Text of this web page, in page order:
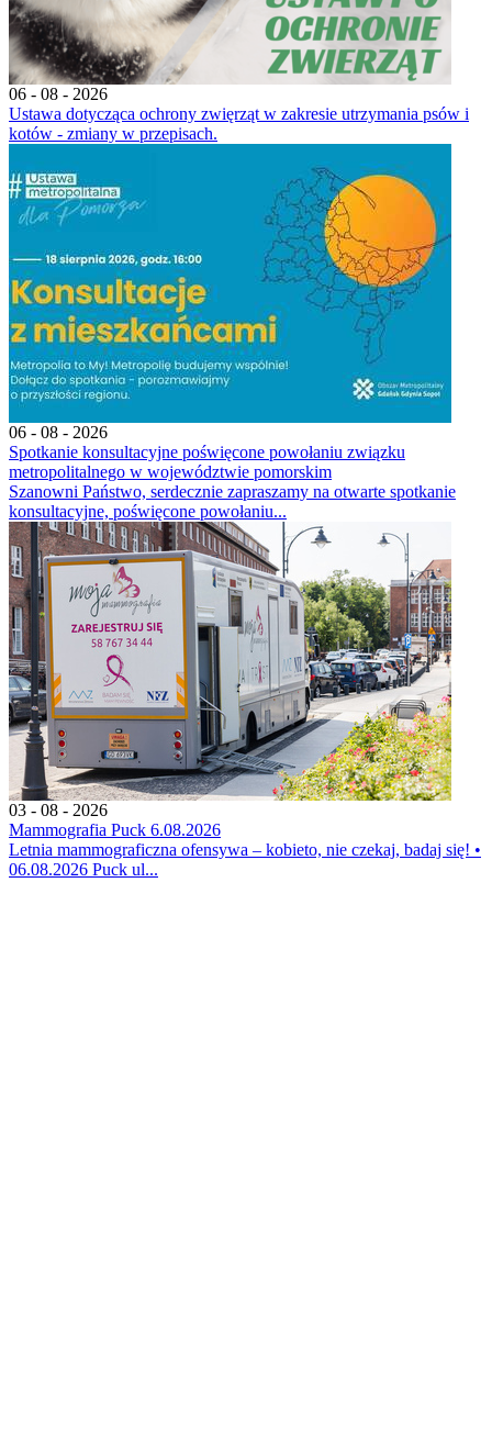
06 - 08 - 2026
Ustawa dotycząca ochrony zwięrząt w zakresie utrzymania psów i
kotów - zmiany w przepisach.
06 - 08 - 2026
Spotkanie konsultacyjne poświęcone powołaniu związku
metropolitalnego w województwie pomorskim
Szanowni Państwo, serdecznie zapraszamy na otwarte spotkanie
konsultacyjne, poświęcone powołaniu...
03 - 08 - 2026
Mammografia Puck 6.08.2026
Letnia mammograficzna ofensywa – kobieto, nie czekaj, badaj się! •
06.08.2026 Puck ul...